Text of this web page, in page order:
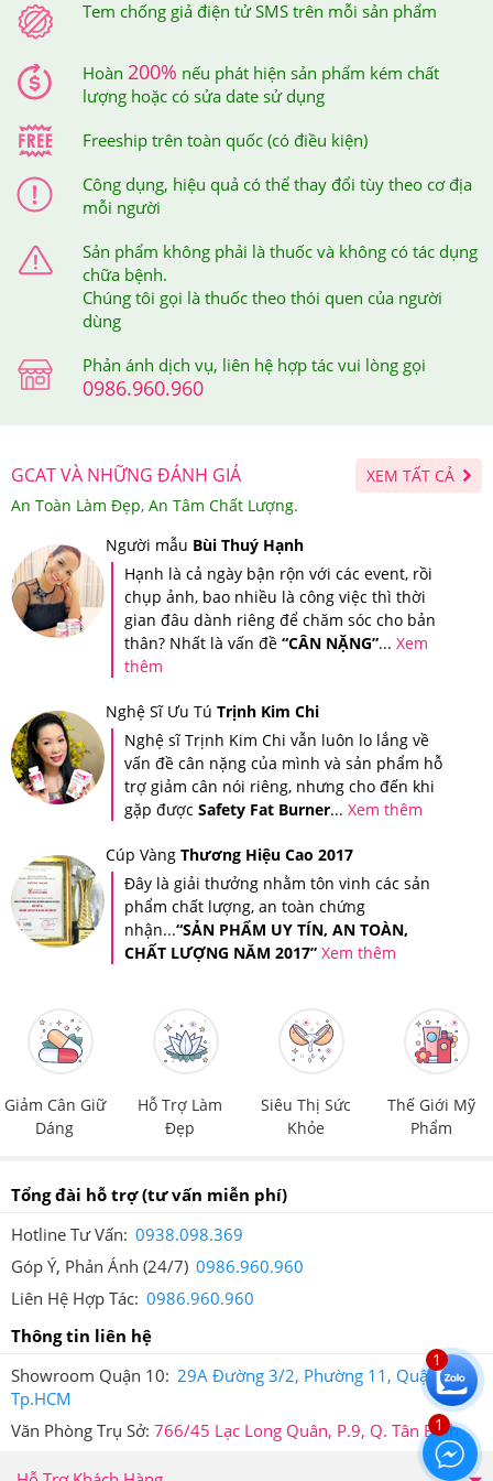
được xem là địa chỉ đáng tin cậy và là nơi mua sắm, làm
đẹp, chăm sóc sức khỏe lý tưởng của tất cả mọi người.
bằng ứng dụng iCheck - Ứng dụng tra cứu nguồn gốc
sản phẩm được sử dụng rộng rãi bởi người tiêu dùng
Việt Nam.
Trên mỗi sản phẩm tại Hệ thống Giảm Cân An Toàn đều
được dán tem chống hàng giả điện tử SMS để đảm bảo
quyền lợi của khách hàng.
Tem chống giả điện tử SMS trên mỗi sản phẩm
Khi cào lớp tem này ra thì bạn sẽ nhận được mã số của
sản phẩm mình đã mua, sau đó, bạn soạn tin nhắn theo
cú pháp hướng dẫn trên tem và gửi đến 7039 để được
Sau khi bạn đã soạn tin nhắn mã số gửi đi thì tổng đài sẽ
gửi trả về cho bạn tin nhắn xác thực sản phẩm bạn vừa
mua tại Hệ thống Giảm Cân An Toàn.
Tin nhắn xác thực sản phẩm khi bạn mua hàng tại Hệ thống
Tem chống giả điện tử SMS trên mỗi sản phẩm
Hoàn 200% nếu phát hiện sản phẩm kém chất
lượng hoặc có sửa date sử dụng
Freeship trên toàn quốc (có điều kiện)
Công dụng, hiệu quả có thể thay đổi tùy theo cơ địa
mỗi người
Sản phẩm không phải là thuốc và không có tác dụng
chữa bệnh.
Chúng tôi gọi là thuốc theo thói quen của người
dùng
Phản ánh dịch vụ, liên hệ hợp tác vui lòng gọi
0986.960.960
GCAT VÀ NHỮNG ĐÁNH GIÁ
An Toàn Làm Đẹp, An Tâm Chất Lượng.
XEM TẤT CẢ
Người mẫu Bùi Thuý Hạnh
Hạnh là cả ngày bận rộn với các event, rồi
chụp ảnh, bao nhiều là công việc thì thời
gian đâu dành riêng để chăm sóc cho bản
thân? Nhất là vấn đề “CÂN NẶNG”... Xem
thêm
Nghệ Sĩ Ưu Tú Trịnh Kim Chi
Nghệ sĩ Trịnh Kim Chi vẫn luôn lo lắng về
vấn đề cân nặng của mình và sản phẩm hỗ
trợ giảm cân nói riêng, nhưng cho đến khi
gặp được Safety Fat Burner... Xem thêm
Cúp Vàng Thương Hiệu Cao 2017
Đây là giải thưởng nhằm tôn vinh các sản
phẩm chất lượng, an toàn chứng
nhận...“SẢN PHẨM UY TÍN, AN TOÀN,
CHẤT LƯỢNG NĂM 2017” Xem thêm
Giảm Cân Giữ
Dáng
Hỗ Trợ Làm
Đẹp
Siêu Thị Sức
Khỏe
Thế Giới Mỹ
Phẩm
Tổng đài hỗ trợ(tư vấn miễn phí)
Hotline Tư Vấn: 0938.098.369
Góp Ý, Phản Ánh (24/7) 0986.960.960
Liên Hệ Hợp Tác: 0986.960.960
Thông tin liên hệ
Showroom Quận 10: 29A Đường 3/2, Phường 11, Quận 10,
Tp.HCM
Văn Phòng Trụ Sở: 766/45 Lạc Long Quân, P.9, Q. Tân Bình
1
1